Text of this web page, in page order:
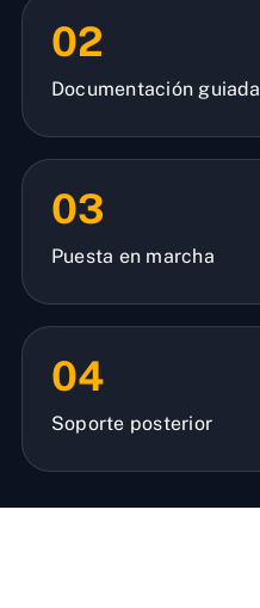
02
Documentación guiada
03
Puesta en marcha
04
Soporte posterior